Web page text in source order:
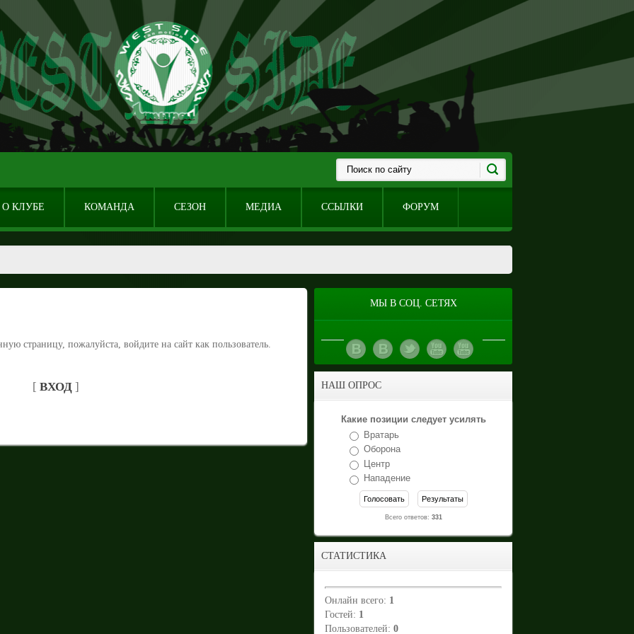
О КЛУБЕ КОМАНДА СЕЗОН МЕДИА ССЫЛКИ ФОРУМ
страницу, пожалуйста, войдите на сайт как пользователь.
[ ВХОД ]
МЫ В СОЦ. СЕТЯХ
НАШ ОПРОС
Какие позиции следует усилять
Вратарь
Оборона
Центр
Нападение
Всего ответов: 331
СТАТИСТИКА
Онлайн всего: 1
Гостей: 1
Пользователей: 0